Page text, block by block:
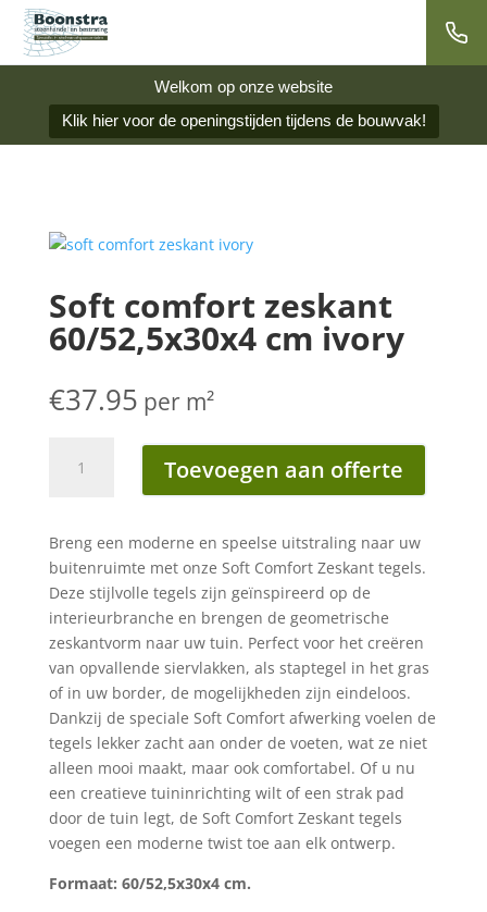
Welkom op onze website
Klik hier voor de openingstijden tijdens de bouwvak!
Soft comfort zeskant
60/52,5x30x4 cm ivory
€37.95 per m²
comfort
cm
ivory
aantal
Toevoegen aan offerte
Breng een moderne en speelse uitstraling naar uw
buitenruimte met onze Soft Comfort Zeskant tegels.
Deze stijlvolle tegels zijn geïnspireerd op de
interieurbranche en brengen de geometrische
zeskantvorm naar uw tuin. Perfect voor het creëren
van opvallende siervlakken, als staptegel in het gras
of in uw border, de mogelijkheden zijn eindeloos.
Dankzij de speciale Soft Comfort afwerking voelen de
tegels lekker zacht aan onder de voeten, wat ze niet
alleen mooi maakt, maar ook comfortabel. Of u nu
een creatieve tuininrichting wilt of een strak pad
door de tuin legt, de Soft Comfort Zeskant tegels
voegen een moderne twist toe aan elk ontwerp.
Formaat: 60/52,5x30x4 cm.